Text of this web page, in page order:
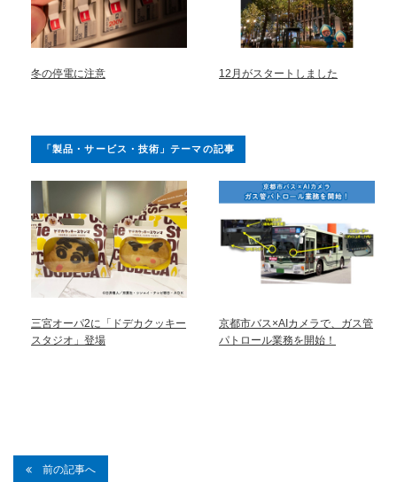
冬の停電に注意 12月がスタートしました
「製品・サービス・技術」テーマの記事
三宮オーパ2に「ドデカクッキー
スタジオ」登場
京都市バス×AIカメラで、ガス管
パトロール業務を開始！
前の記事へ